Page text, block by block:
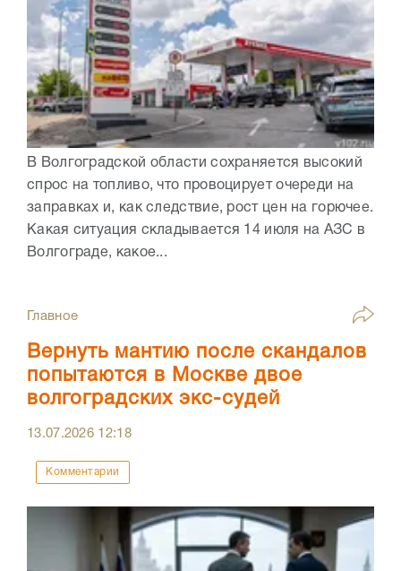
В Волгоградской области сохраняется высокий
спрос на топливо, что провоцирует очереди на
заправках и, как следствие, рост цен на горючее.
Какая ситуация складывается 14 июля на АЗС в
Волгограде, какое...
Главное
Вернуть мантию после скандалов
попытаются в Москве двое
волгоградских экс-судей
13.07.2026 12:18
Комментарии